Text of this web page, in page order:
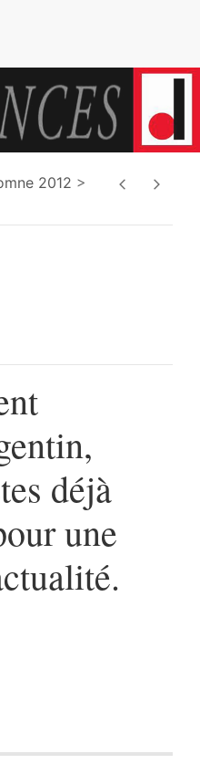
2012
déjà
une